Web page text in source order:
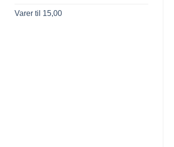
Varer til 15,00